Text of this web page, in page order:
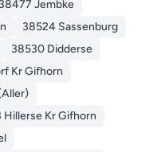
38477 Jembke
38524 Sassenburg
38530 Didderse
Kr Gifhorn
Hillerse Kr Gifhorn